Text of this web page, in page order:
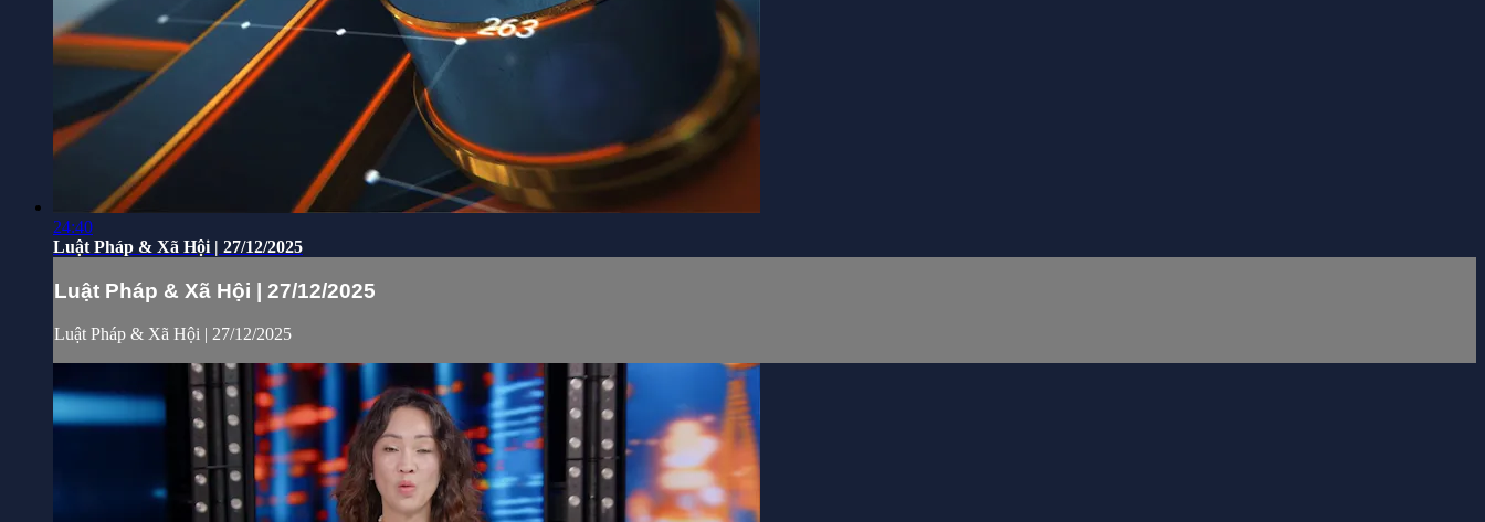
24:40
Luật Pháp & Xã Hội | 27/12/2025
Luật Pháp & Xã Hội | 27/12/2025
Luật Pháp & Xã Hội | 27/12/2025